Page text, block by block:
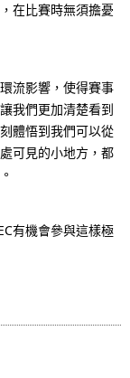
在比賽時無須擔憂
流影響，使得賽事
我們更加清楚看到
體悟到我們可以從
可見的小地方，都
有機會參與這樣極